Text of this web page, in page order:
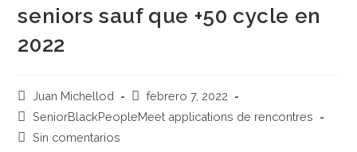
seniors sauf que +50 cycle en
2022
Autor
de
entrada:
Juan Michellod
Publicación
de
febrero 7, 2022
Categoría
de
SeniorBlackPeopleMeet applications de rencontres
Comentarios
Sin comentarios